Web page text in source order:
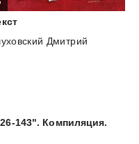
Дмитрий
143". Компиляция.